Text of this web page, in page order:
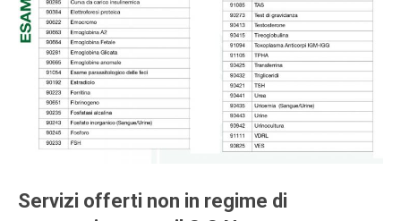
Servizi offerti non in regime di